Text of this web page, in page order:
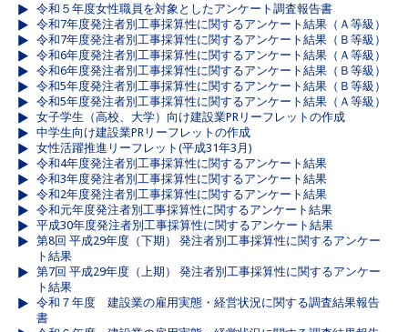
令和５年度女性職員を対象としたアンケート調査報告書
令和7年度発注者別工事採算性に関するアンケート結果（Ａ等級）
令和7年度発注者別工事採算性に関するアンケート結果（Ｂ等級）
令和6年度発注者別工事採算性に関するアンケート結果（Ａ等級）
令和6年度発注者別工事採算性に関するアンケート結果（Ｂ等級）
令和5年度発注者別工事採算性に関するアンケート結果（Ｂ等級）
令和5年度発注者別工事採算性に関するアンケート結果（Ａ等級）
女子学生（高校、大学）向け建設業PRリーフレットの作成
中学生向け建設業PRリーフレットの作成
女性活躍推進リーフレット(平成31年3月)
令和4年度発注者別工事採算性に関するアンケート結果
令和3年度発注者別工事採算性に関するアンケート結果
令和2年度発注者別工事採算性に関するアンケート結果
令和元年度発注者別工事採算性に関するアンケート結果
平成30年度発注者別工事採算性に関するアンケート結果
第8回 平成29年度（下期） 発注者別工事採算性に関するアンケー
ト結果
第7回 平成29年度（上期） 発注者別工事採算性に関するアンケー
ト結果
令和７年度 建設業の雇用実態・経営状況に関する調査結果報告
書